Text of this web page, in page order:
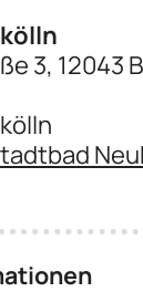
3, 12043